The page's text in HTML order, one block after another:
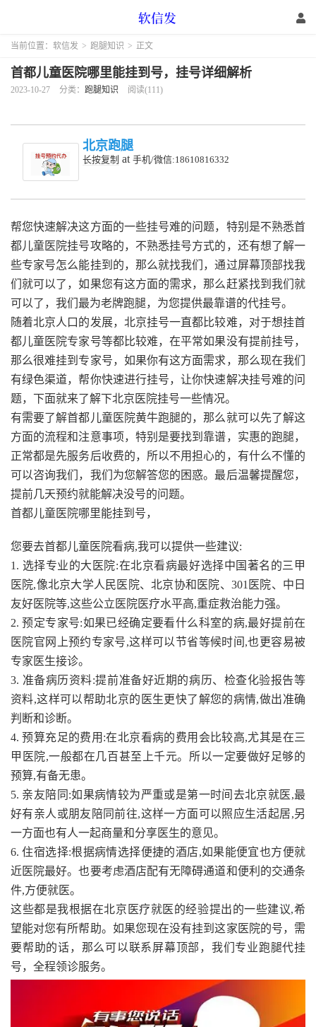
当前位置： 软信发 > 跑腿知识 > 正文
首都儿童医院哪里能挂到号，挂号详细解析
2023-10-27 分类： 跑腿知识 阅读(111)
北京跑腿
长按复制 at 手机/微信:18610816332
帮您快速解决这方面的一些挂号难的问题，特别是不熟悉首
都儿童医院挂号攻略的，不熟悉挂号方式的，还有想了解一
些专家号怎么能挂到的，那么就找我们，通过屏幕顶部找我
们就可以了，如果您有这方面的需求，那么赶紧找到我们就
可以了，我们最为老牌跑腿，为您提供最靠谱的代挂号。
随着北京人口的发展，北京挂号一直都比较难，对于想挂首
都儿童医院专家号等都比较难，在平常如果没有提前挂号，
那么很难挂到专家号，如果你有这方面需求，那么现在我们
有绿色渠道，帮你快速进行挂号，让你快速解决挂号难的问
题，下面就来了解下北京医院挂号一些情况。
有需要了解首都儿童医院黄牛跑腿的，那么就可以先了解这
方面的流程和注意事项，特别是要找到靠谱，实惠的跑腿，
正常都是先服务后收费的，所以不用担心的，有什么不懂的
可以咨询我们，我们为您解答您的困惑。最后温馨提醒您，
提前几天预约就能解决没号的问题。
首都儿童医院哪里能挂到号，
您要去首都儿童医院看病,我可以提供一些建议:
1. 选择专业的大医院:在北京看病最好选择中国著名的三甲
医院,像北京大学人民医院、北京协和医院、301医院、中日
友好医院等,这些公立医院医疗水平高,重症救治能力强。
2. 预定专家号:如果已经确定要看什么科室的病,最好提前在
医院官网上预约专家号,这样可以节省等候时间,也更容易被
专家医生接诊。
3. 准备病历资料:提前准备好近期的病历、检查化验报告等
资料,这样可以帮助北京的医生更快了解您的病情,做出准确
判断和诊断。
4. 预算充足的费用:在北京看病的费用会比较高,尤其是在三
甲医院,一般都在几百甚至上千元。所以一定要做好足够的
预算,有备无患。
5. 亲友陪同:如果病情较为严重或是第一时间去北京就医,最
好有亲人或朋友陪同前往,这样一方面可以照应生活起居,另
一方面也有人一起商量和分享医生的意见。
6. 住宿选择:根据病情选择便捷的酒店,如果能便宜也方便就
近医院最好。也要考虑酒店配有无障碍通道和便利的交通条
件,方便就医。
这些都是我根据在北京医疗就医的经验提出的一些建议,希
望能对您有所帮助。如果您现在没有挂到这家医院的号，需
要帮助的话，那么可以联系屏幕顶部，我们专业跑腿代挂
号，全程领诊服务。